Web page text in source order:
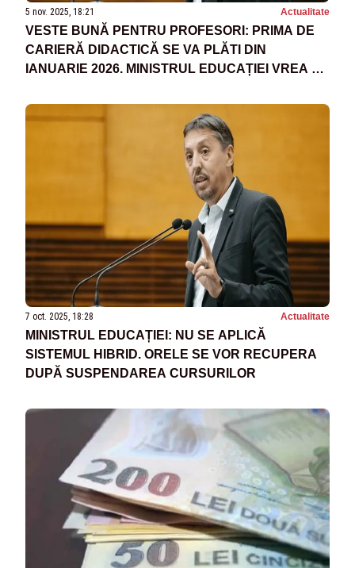
5 nov. 2025, 18:21 Actualitate
VESTE BUNĂ PENTRU PROFESORI: PRIMA DE
CARIERĂ DIDACTICĂ SE VA PLĂTI DIN
IANUARIE 2026. MINISTRUL EDUCAȚIEI VREA SĂ
BURSELE STUDENȚILOR
7 oct. 2025, 18:28 Actualitate
MINISTRUL EDUCAȚIEI: NU SE APLICĂ
SISTEMUL HIBRID. ORELE SE VOR RECUPERA
DUPĂ SUSPENDAREA CURSURILOR